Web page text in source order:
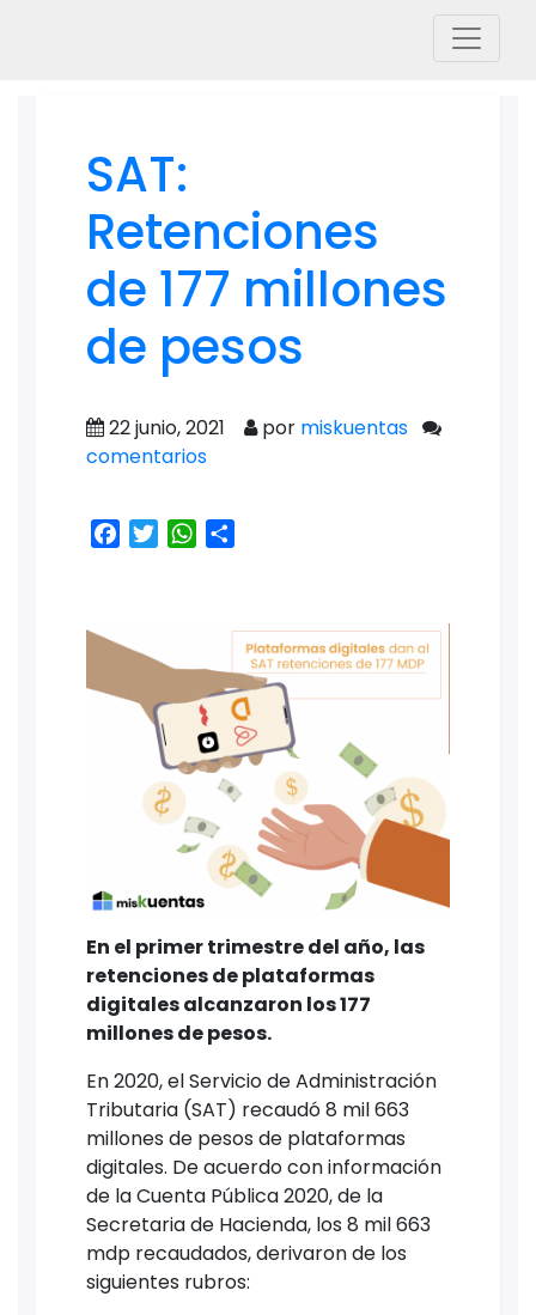
SAT:
Retenciones
de 177 millones
de pesos
22 junio, 2021 por miskuentas
comentarios
Facebook
TwitterWhatsApp
En el primer trimestre del año, las
retenciones de plataformas
digitales alcanzaron los 177
millones de pesos.
En 2020, el Servicio de Administración
Tributaria (SAT) recaudó 8 mil 663
millones de pesos de plataformas
digitales. De acuerdo con información
de la Cuenta Pública 2020, de la
Secretaria de Hacienda, los 8 mil 663
mdp recaudados, derivaron de los
siguientes rubros: